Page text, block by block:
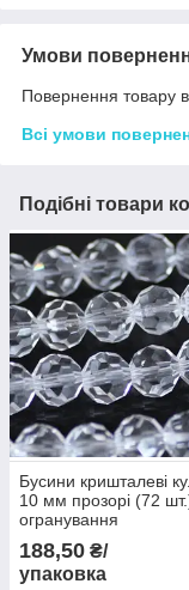
Умови
Повернення товару
Всі умови
Подібні товари
Бусини кришталеві
10 мм прозорі (72
огранування
188,50 ₴/
упаковка